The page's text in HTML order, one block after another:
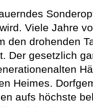
Viele Jahre
den drohenden
Der gesetzlich
Heimes.
aufs höchste